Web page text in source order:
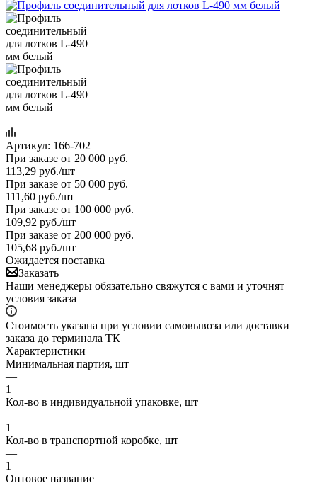
Артикул: 166-702
При заказе от 20 000 руб.
113,29 руб./шт
При заказе от 50 000 руб.
111,60 руб./шт
При заказе от 100 000 руб.
109,92 руб./шт
При заказе от 200 000 руб.
105,68 руб./шт
Ожидается поставка
Заказать
Наши менеджеры обязательно свяжутся с вами и уточнят
условия заказа
Стоимость указана при условии самовывоза или доставки
заказа до терминала ТК
Характеристики
Минимальная партия, шт
—
1
Кол-во в индивидуальной упаковке, шт
—
1
Кол-во в транспортной коробке, шт
—
1
Оптовое название